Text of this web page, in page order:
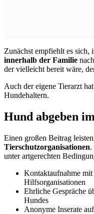
Zunächst empfiehlt es sich,
innerhalb der Familie
der vielleicht bereit wäre,
Auch der eigene Tierarzt
Hundehaltern.
Hund abgeben
Einen großen Beitrag leisten
Tierschutzorganisationen.
unter artgerechten
Kontaktaufnahme
Hilfsorganisationen
Ehrliche Gespräche
Hundes
Anonyme Inserate